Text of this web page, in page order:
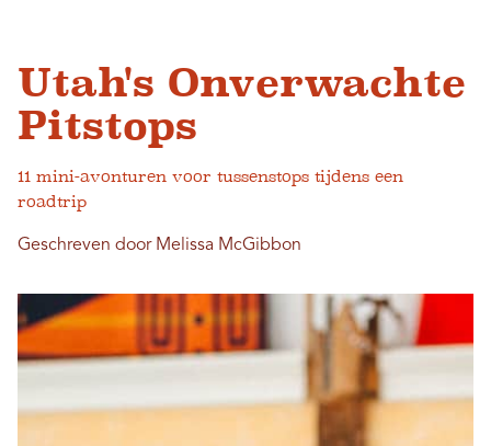
Utah's Onverwachte
Pitstops
11 mini-avonturen voor tussenstops tijdens een
roadtrip
Geschreven door Melissa McGibbon